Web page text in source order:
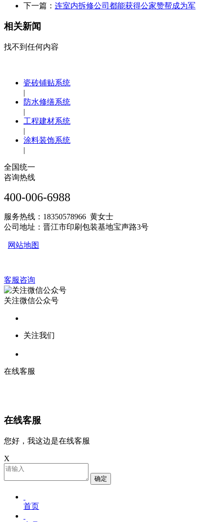
下一篇： 连室内拆修公司都能获得公家赞帮成为军
相关新闻
找不到任何内容
瓷砖铺贴系统
|
防水修缮系统
|
工程建材系统
|
涂料装饰系统
|
全国统一
咨询热线
400-006-6988
服务热线：18350578966 黄女士
公司地址：晋江市印刷包装基地宝声路3号
网站地图
客服咨询
关注微信公众号
关注我们
在线客服
在线客服
您好，我这边是在线客服
X
确定
首页